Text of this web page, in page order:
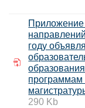
Приложение
году
программам
290 Kb